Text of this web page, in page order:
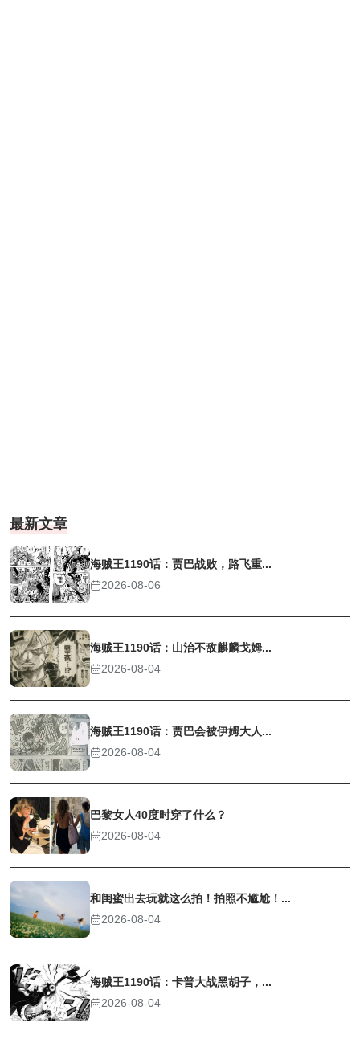
最新文章
海贼王1190话：贾巴战败，路飞重...
2026-08-06
海贼王1190话：山治不敌麒麟戈姆...
2026-08-04
海贼王1190话：贾巴会被伊姆大人...
2026-08-04
巴黎女人40度时穿了什么？
2026-08-04
和闺蜜出去玩就这么拍！拍照不尴尬！...
2026-08-04
海贼王1190话：卡普大战黑胡子，...
2026-08-04